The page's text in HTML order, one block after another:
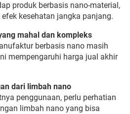
produk berbasis nano-material,
efek kesehatan jangka panjang.
mahal dan kompleks
berbasis nano masih
mempengaruhi harga jual akhir
dari limbah nano
penggunaan, perlu perhatian
limbah nano yang bisa